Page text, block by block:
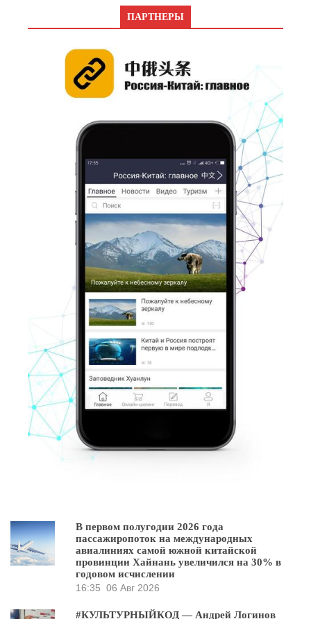
ПАРТНЕРЫ
В первом полугодии 2026 года
пассажиропоток на международных
авиалиниях самой южной китайской
провинции Хайнань увеличился на 30% в
годовом исчислении
16:35 06 Авг 2026
#КУЛЬТУРНЫЙКОД — Андрей Логинов